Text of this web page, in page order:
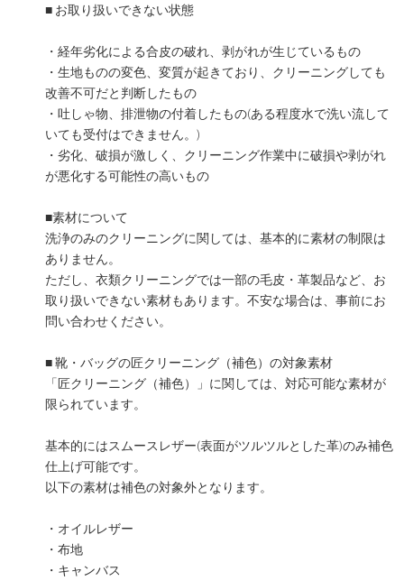
■ お取り扱いできない状態
・経年劣化による合皮の破れ、剥がれが生じているもの
・生地ものの変色、変質が起きており、クリーニングしても
改善不可だと判断したもの
・吐しゃ物、排泄物の付着したもの(ある程度水で洗い流して
いても受付はできません。)
・劣化、破損が激しく、クリーニング作業中に破損や剥がれ
が悪化する可能性の高いもの
■素材について
洗浄のみのクリーニングに関しては、基本的に素材の制限は
ありません。
ただし、衣類クリーニングでは一部の毛皮・革製品など、お
取り扱いできない素材もあります。不安な場合は、事前にお
問い合わせください。
■ 靴・バッグの匠クリーニング（補色）の対象素材
「匠クリーニング（補色）」に関しては、対応可能な素材が
限られています。
基本的にはスムースレザー(表面がツルツルとした革)のみ補色
仕上げ可能です。
以下の素材は補色の対象外となります。
・オイルレザー
・布地
・キャンバス